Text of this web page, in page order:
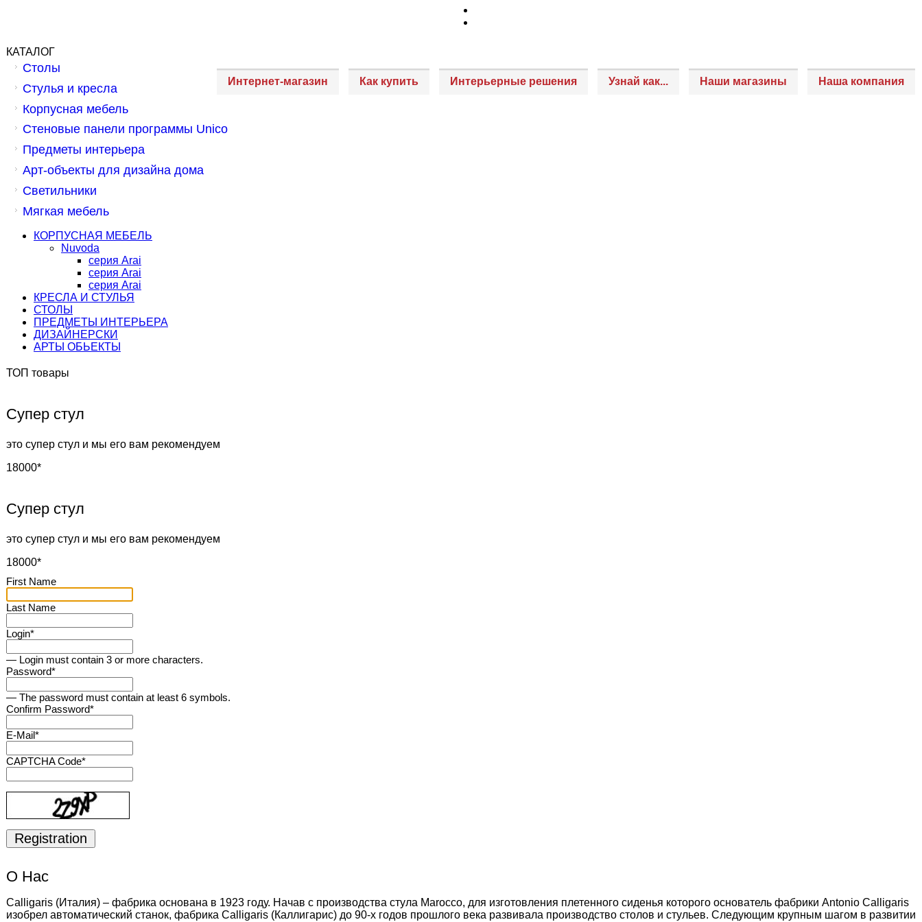
Интернет-магазин Как купить Интерьерные решения Узнай как... Наши магазины Наша компания
КАТАЛОГ
Столы
Стулья и кресла
Корпусная мебель
Стеновые панели программы Unico
Предметы интерьера
Арт-объекты для дизайна дома
Светильники
Мягкая мебель
КОРПУСНАЯ МЕБЕЛЬ
Nuvoda
серия Arai
серия Arai
серия Arai
КРЕСЛА И СТУЛЬЯ
СТОЛЫ
ПРЕДМЕТЫ ИНТЕРЬЕРА
ДИЗАЙНЕРСКИ
АРТЫ ОБЬЕКТЫ
ТОП товары
Супер стул
это супер стул и мы его вам рекомендуем
18000*
Супер стул
это супер стул и мы его вам рекомендуем
18000*
First Name
Last Name
Login*
— Login must contain 3 or more characters.
Password*
— The password must contain at least 6 symbols.
Confirm Password*
E-Mail*
CAPTCHA Code*
О Нас
Calligaris (Италия) – фабрика основана в 1923 году. Начав с производства стула Marocco, для изготовления плетенного сиденья которого основатель фабрики Antonio Calligaris
изобрел автоматический станок, фабрика Calligaris (Каллигарис) до 90-х годов прошлого века развивала производство столов и стульев. Следующим крупным шагом в развитии